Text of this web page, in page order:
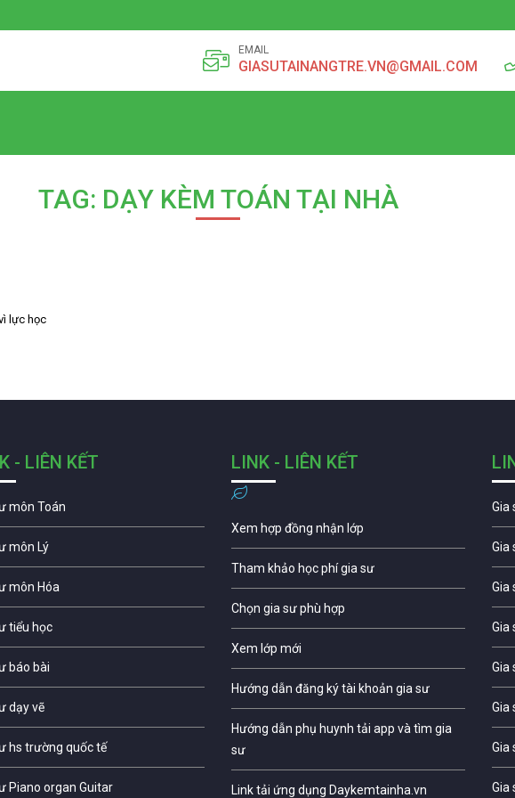
EMAIL
GIASUTAINANGTRE.VN@GMAIL.COM
TAG: DẠY KÈM TOÁN TẠI NHÀ
lực học
- LIÊN KẾT
môn Toán
môn Lý
môn Hóa
tiểu học
báo bài
dạy vẽ
hs trường quốc tế
Piano organ Guitar
LINK - LIÊN KẾT
Xem hợp đồng nhận lớp
Tham khảo học phí gia sư
Chọn gia sư phù hợp
Xem lớp mới
Hướng dẫn đăng ký tài khoản gia sư
Hướng dẫn phụ huynh tải app và tìm gia
sư
Link tải ứng dụng Daykemtainha.vn
Gia
Gia
Gia
Gia
Gia
Gia
Gia
Gia